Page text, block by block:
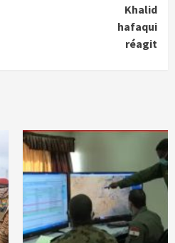
Khalid
Chafaqui
réagit